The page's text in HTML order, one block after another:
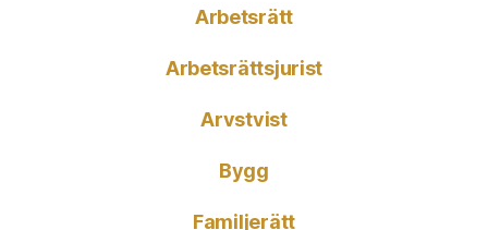
Arbetsrätt
Arbetsrättsjurist
Arvstvist
Bygg
Familjerätt